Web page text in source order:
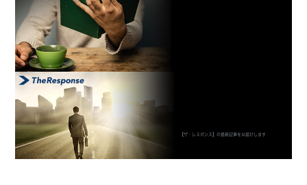
【ザ・レスポンス】の最新記事をお届けします